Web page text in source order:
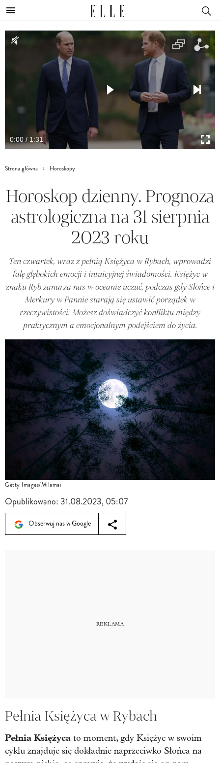
0:00 / 1:31
Strona główna Horoskopy
Horoskop dzienny. Prognoza
astrologiczna na 31 sierpnia
2023 roku
Ten czwartek, wraz z pełnią Księżyca w Rybach, wprowadzi
falę głębokich emocji i intuicyjnej świadomości. Księżyc w
znaku Ryb zanurza nas w oceanie uczuć, podczas gdy Słońce i
Merkury w Pannie starają się ustawić porządek w
rzeczywistości. Możesz doświadczyć konfliktu między
praktycznym a emocjonalnym podejściem do życia.
Getty Images/Milamai
Opublikowano: 31.08.2023, 05:07
Obserwuj nas w Google
Pełnia Księżyca w Rybach
Pełnia Księżyca to moment, gdy Księżyc w swoim
cyklu znajduje się dokładnie naprzeciwko Słońca na